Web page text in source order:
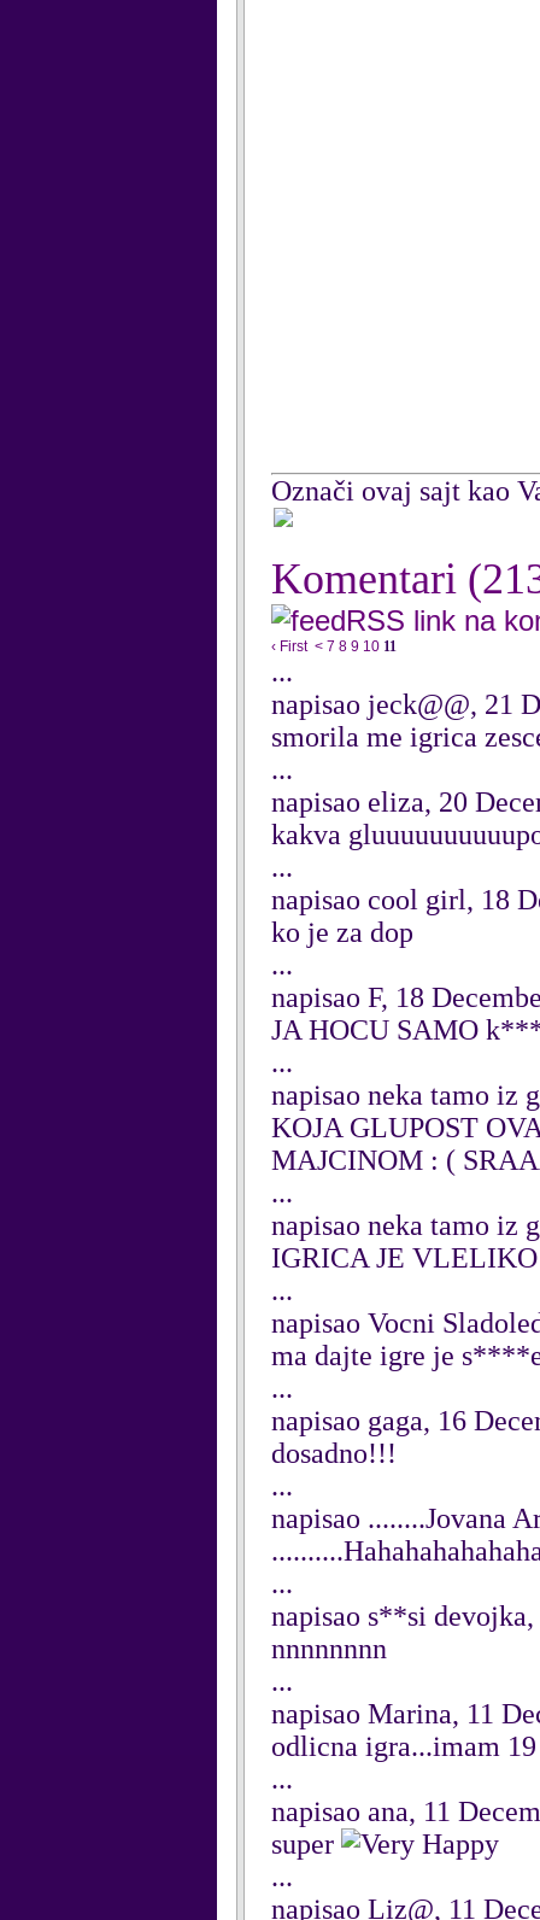
Označi ovaj sajt kao
Komentari
RSS link na
‹ First < 7 8 9 10 11
...
napisao jeck@@, 21
smorila me igrica
...
napisao eliza, 20
kakva
...
napisao cool girl, 18
ko je za dop
...
napisao F, 18
JA HOCU SAMO
...
napisao neka tamo iz
KOJA GLUPOST
MAJCINOM : (
...
napisao neka tamo iz
IGRICA JE
...
napisao Vocni
ma dajte igre je
...
napisao gaga, 16
dosadno!!!
...
napisao ........Jovana
...
napisao s**si
nnnnnnnn
...
napisao Marina, 11
odlicna igra...imam
...
napisao ana, 11
super
...
napisao Liz@, 11